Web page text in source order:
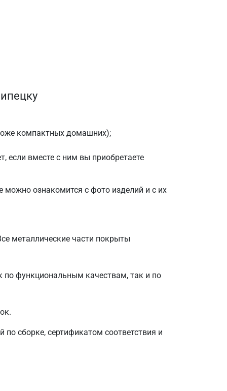
компактных домашних);
если вместе с ним вы приобретаете
можно ознакомится с фото изделий и с их
металлические части покрыты
функциональным качествам, так и по
сборке, сертификатом соответствия и